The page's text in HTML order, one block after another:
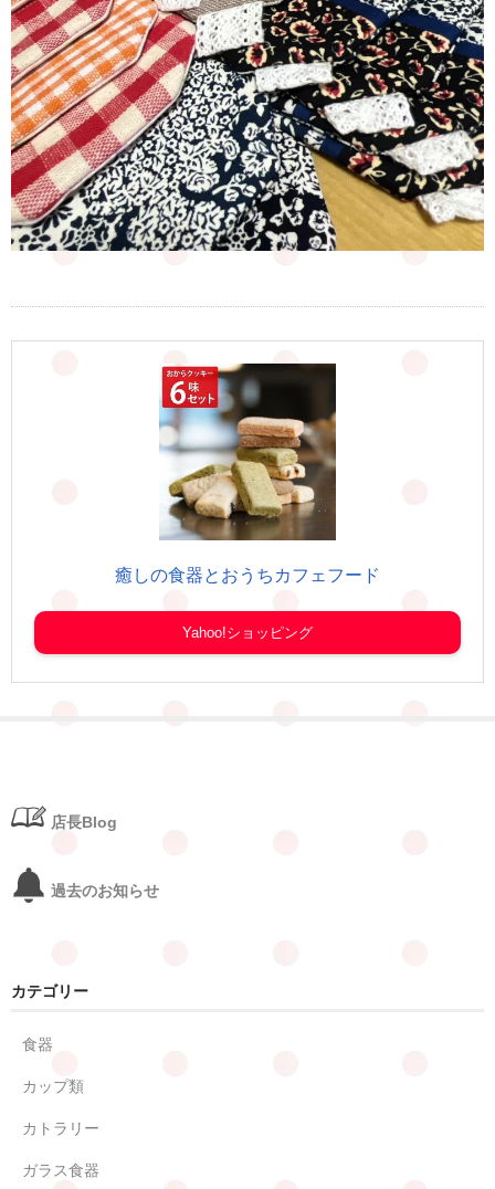
癒しの食器とおうちカフェフード
Yahoo!ショッピング
店長Blog
過去のお知らせ
カテゴリー
食器
カップ類
カトラリー
ガラス食器